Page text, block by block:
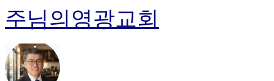
주님의영광교회